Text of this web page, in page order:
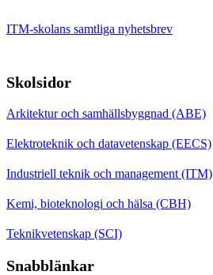
ITM-skolans samtliga nyhetsbrev
Skolsidor
Arkitektur och samhällsbyggnad (ABE)
Elektroteknik och datavetenskap (EECS)
Industriell teknik och management (ITM)
Kemi, bioteknologi och hälsa (CBH)
Teknikvetenskap (SCI)
Snabblänkar